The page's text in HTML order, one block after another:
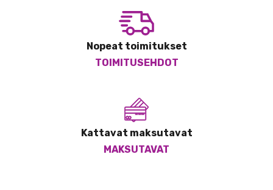
Nopeat toimitukset
TOIMITUSEHDOT
Kattavat maksutavat
MAKSUTAVAT